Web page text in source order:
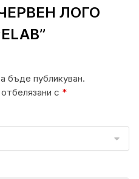
ЛОГО
бъде публикуван.
с *